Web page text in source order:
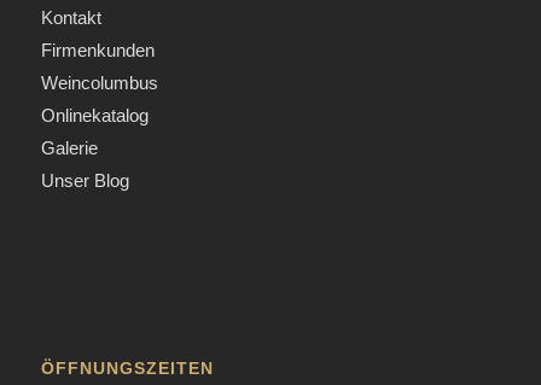
Kontakt
Firmenkunden
Weincolumbus
Onlinekatalog
Galerie
Unser Blog
ÖFFNUNGSZEITEN